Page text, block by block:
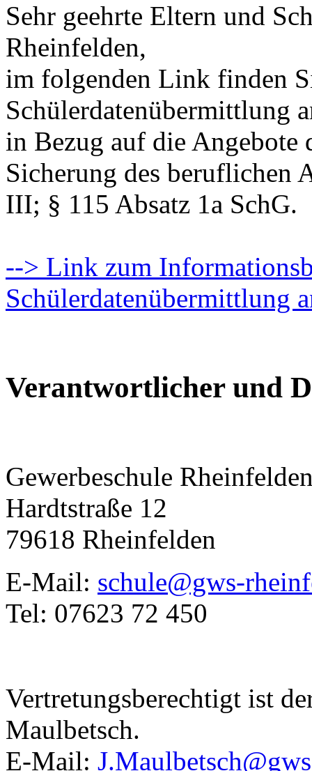
Sehr geehrte Eltern und
Rheinfelden,
im folgenden Link finden
Schülerdatenübermittlung
in Bezug auf die Angebote
Sicherung des beruflichen
III; § 115 Absatz 1a SchG.
--> Link zum
Schülerdatenübermittlung
Verantwortlicher und
Gewerbeschule
Hardtstraße 12
79618 Rheinfelden
E-Mail: schule@gws-
Tel: 07623 72 450
Vertretungsberechtigt ist
Maulbetsch.
E-Mail: